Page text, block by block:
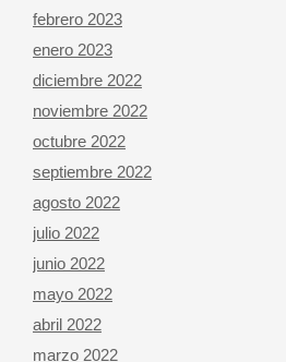
febrero 2023
enero 2023
diciembre 2022
noviembre 2022
octubre 2022
septiembre 2022
agosto 2022
julio 2022
junio 2022
mayo 2022
abril 2022
marzo 2022